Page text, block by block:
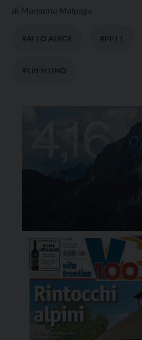
di Marianna Malpaga
#ALTO ADIGE #PPTT
#TRENTINO